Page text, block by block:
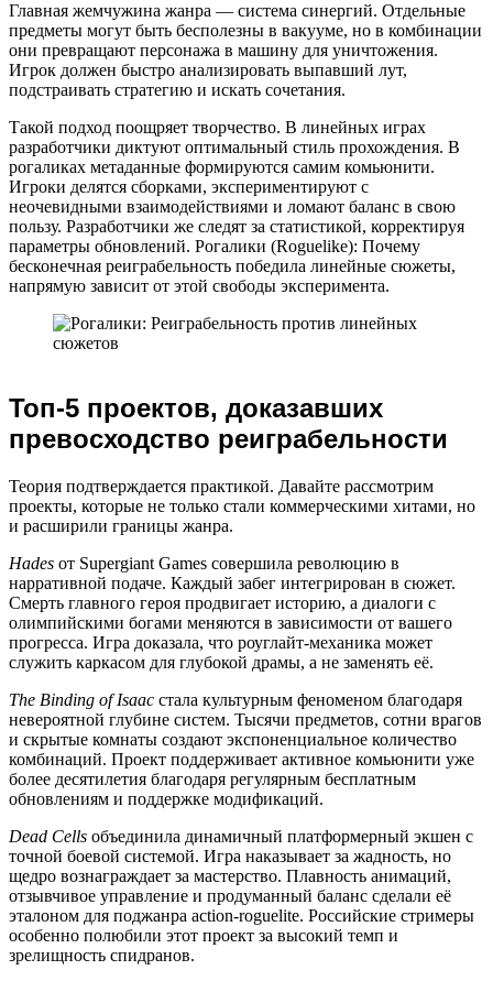
Главная жемчужина жанра — система синергий. Отдельные
предметы могут быть бесполезны в вакууме, но в комбинации
они превращают персонажа в машину для уничтожения.
Игрок должен быстро анализировать выпавший лут,
подстраивать стратегию и искать сочетания.
Такой подход поощряет творчество. В линейных играх
разработчики диктуют оптимальный стиль прохождения. В
рогаликах метаданные формируются самим комьюнити.
Игроки делятся сборками, экспериментируют с
неочевидными взаимодействиями и ломают баланс в свою
пользу. Разработчики же следят за статистикой, корректируя
параметры обновлений. Рогалики (Roguelike): Почему
бесконечная реиграбельность победила линейные сюжеты,
напрямую зависит от этой свободы эксперимента.
Топ-5 проектов, доказавших
превосходство реиграбельности
Теория подтверждается практикой. Давайте рассмотрим
проекты, которые не только стали коммерческими хитами, но
и расширили границы жанра.
Hades от Supergiant Games совершила революцию в
нарративной подаче. Каждый забег интегрирован в сюжет.
Смерть главного героя продвигает историю, а диалоги с
олимпийскими богами меняются в зависимости от вашего
прогресса. Игра доказала, что роуглайт-механика может
служить каркасом для глубокой драмы, а не заменять её.
The Binding of Isaac стала культурным феноменом благодаря
невероятной глубине систем. Тысячи предметов, сотни врагов
и скрытые комнаты создают экспоненциальное количество
комбинаций. Проект поддерживает активное комьюнити уже
более десятилетия благодаря регулярным бесплатным
обновлениям и поддержке модификаций.
Dead Cells объединила динамичный платформерный экшен с
точной боевой системой. Игра наказывает за жадность, но
щедро вознаграждает за мастерство. Плавность анимаций,
отзывчивое управление и продуманный баланс сделали её
эталоном для поджанра action-roguelite. Российские стримеры
особенно полюбили этот проект за высокий темп и
зрелищность спидранов.